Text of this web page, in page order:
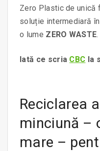
Zero Plastic de unică
soluție intermediară
o lume ZERO WASTE.
Iată ce scria CBC la
Reciclarea
minciună –
mare –